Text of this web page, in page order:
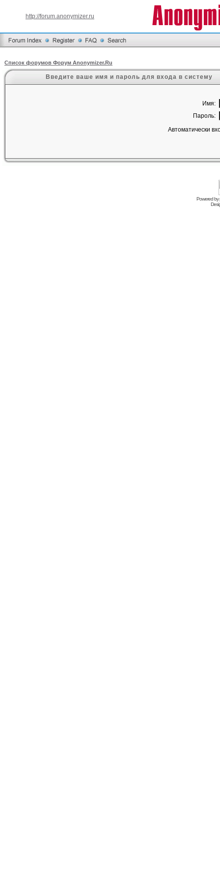
http://forum.anonymizer.ru
Список форумов Форум Anonymizer.Ru
Введите ваше имя и пароль для входа в систему
Имя:
Пароль:
Автоматически
Powered by